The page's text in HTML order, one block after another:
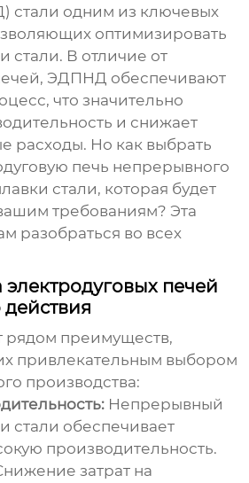
стали одним из ключевых
оптимизировать
стали. В отличие от
ЭДПНД обеспечивают
что значительно
и снижает
расходы. Но как выбрать
печь непрерывного
стали, которая будет
требованиям? Эта
разобраться во всех
печей
преимуществ,
привлекательным выбором
производства:
Непрерывный
стали обеспечивает
производительность.
затрат на